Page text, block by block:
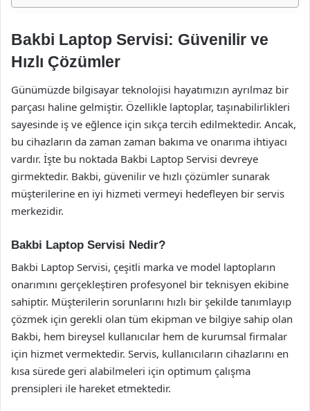
Bakbi Laptop Servisi: Güvenilir ve
Hızlı Çözümler
Günümüzde bilgisayar teknolojisi hayatımızın ayrılmaz bir
parçası haline gelmiştir. Özellikle laptoplar, taşınabilirlikleri
sayesinde iş ve eğlence için sıkça tercih edilmektedir. Ancak,
bu cihazların da zaman zaman bakıma ve onarıma ihtiyacı
vardır. İşte bu noktada Bakbi Laptop Servisi devreye
girmektedir. Bakbi, güvenilir ve hızlı çözümler sunarak
müşterilerine en iyi hizmeti vermeyi hedefleyen bir servis
merkezidir.
Bakbi Laptop Servisi Nedir?
Bakbi Laptop Servisi, çeşitli marka ve model laptopların
onarımını gerçekleştiren profesyonel bir teknisyen ekibine
sahiptir. Müşterilerin sorunlarını hızlı bir şekilde tanımlayıp
çözmek için gerekli olan tüm ekipman ve bilgiye sahip olan
Bakbi, hem bireysel kullanıcılar hem de kurumsal firmalar
için hizmet vermektedir. Servis, kullanıcıların cihazlarını en
kısa sürede geri alabilmeleri için optimum çalışma
prensipleri ile hareket etmektedir.